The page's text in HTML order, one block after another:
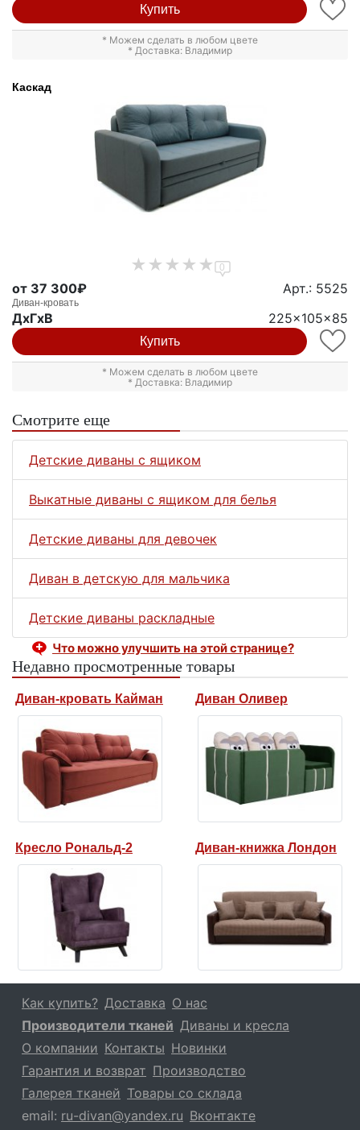
Купить
* Можем сделать в любом цвете
* Доставка: Владимир
Каскад
0
от 37 300₽ Арт.: 5525
Диван-кровать
ДxГxВ 225x105x85
Купить
* Можем сделать в любом цвете
* Доставка: Владимир
Смотрите еще
Детские диваны с ящиком
Выкатные диваны с ящиком для белья
Детские диваны для девочек
Диван в детскую для мальчика
Детские диваны раскладные
Что можно улучшить на этой странице?
Недавно просмотренные товары
Диван-кровать Кайман Диван Оливер
Кресло Рональд-2 Диван-книжка Лондон
Как купить? Доставка О нас
Производители тканей Диваны и кресла
О компании Контакты Новинки
Гарантия и возврат Производство
Галерея тканей Товары со склада
email: ru-divan@yandex.ru Вконтакте